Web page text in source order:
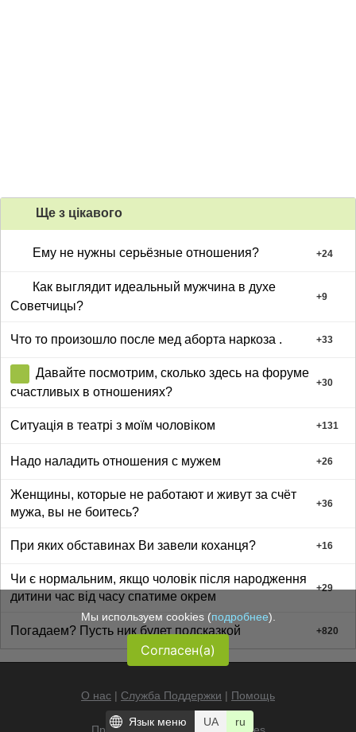
Ще з цiкавого
Ему не нужны серьёзные отношения? +24
Как выглядит идеальный мужчина в духе
Советчицы?
+9
Что то произошло после мед аборта наркоза . +33
Давайте посмотрим, сколько здесь на форуме
счастливых в отношениях?
+30
Ситуація в театрі з моїм чоловіком +131
Надо наладить отношения с мужем +26
Женщины, которые не работают и живут за счёт
мужа, вы не боитесь?
+36
При яких обставинах Ви завели коханця? +16
Чи є нормальним, якщо чоловік після народження
дитини час від часу спатиме окрем
+29
Погадаем? Пусть ник будет подсказкой +820
О нас | Служба Поддержки | Помощь
Мы используем cookies (подробнее).
Согласен(а)
Язык меню UA ru